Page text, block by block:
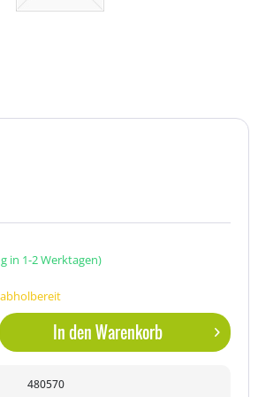
in 1-2 Werktagen)
In denWarenkorb
480570